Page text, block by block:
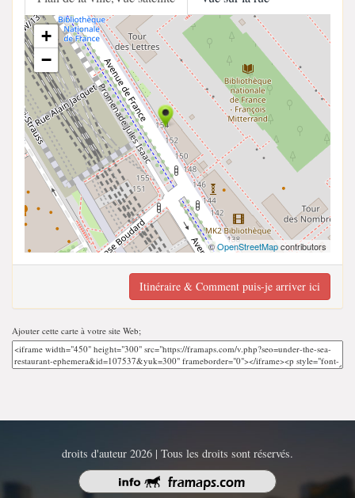
+
−
©OpenStreetMapcontributors
Itinéraire & Comment puis-je arriver ici
Ajouter cette carte à votre site Web;
droits d'auteur 2026 | Tous les droits sont réservés.